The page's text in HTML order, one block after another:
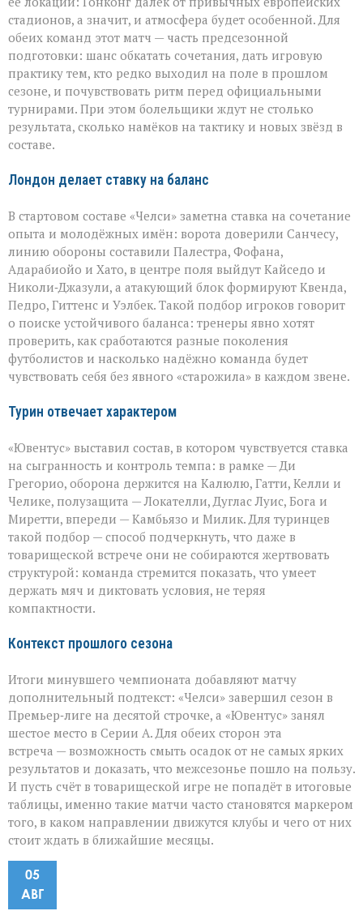
стадионов, а значит, и атмосфера будет особенной. Для
обеих команд этот матч — часть предсезонной
подготовки: шанс обкатать сочетания, дать игровую
практику тем, кто редко выходил на поле в прошлом
сезоне, и почувствовать ритм перед официальными
турнирами. При этом болельщики ждут не столько
результата, сколько намёков на тактику и новых звёзд в
составе.
Лондон делает ставку на баланс
В стартовом составе «Челси» заметна ставка на сочетание
опыта и молодёжных имён: ворота доверили Санчесу,
линию обороны составили Палестра, Фофана,
Адарабиойо и Хато, в центре поля выйдут Кайседо и
Николи‑Джазули, а атакующий блок формируют Квенда,
Педро, Гиттенс и Уэлбек. Такой подбор игроков говорит
о поиске устойчивого баланса: тренеры явно хотят
проверить, как сработаются разные поколения
футболистов и насколько надёжно команда будет
чувствовать себя без явного «старожила» в каждом звене.
Турин отвечает характером
«Ювентус» выставил состав, в котором чувствуется ставка
на сыгранность и контроль темпа: в рамке — Ди
Грегорио, оборона держится на Калюлю, Гатти, Келли и
Челике, полузащита — Локателли, Дуглас Луис, Бога и
Миретти, впереди — Камбьязо и Милик. Для туринцев
такой подбор — способ подчеркнуть, что даже в
товарищеской встрече они не собираются жертвовать
структурой: команда стремится показать, что умеет
держать мяч и диктовать условия, не теряя
компактности.
Контекст прошлого сезона
Итоги минувшего чемпионата добавляют матчу
дополнительный подтекст: «Челси» завершил сезон в
Премьер‑лиге на десятой строчке, а «Ювентус» занял
шестое место в Серии А. Для обеих сторон эта
встреча — возможность смыть осадок от не самых ярких
результатов и доказать, что межсезонье пошло на пользу.
И пусть счёт в товарищеской игре не попадёт в итоговые
таблицы, именно такие матчи часто становятся маркером
того, в каком направлении движутся клубы и чего от них
стоит ждать в ближайшие месяцы.
05
АВГ